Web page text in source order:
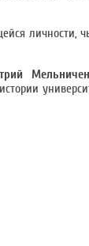
личности,